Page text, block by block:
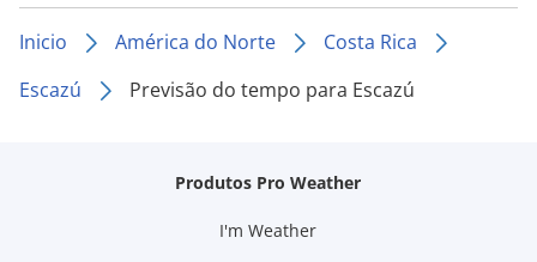
Inicio América do Norte
Costa Rica
Escazú
Previsão do tempo para Escazú
Produtos Pro Weather
I'm Weather